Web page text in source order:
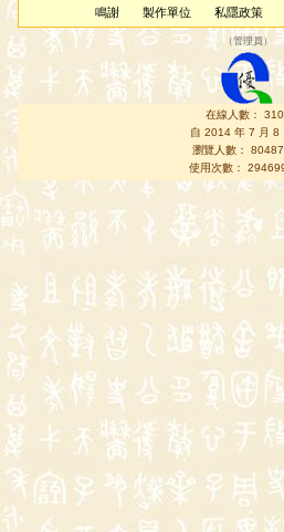
鳴謝
製作單位 私隱政策
（管理員 ）
在線人數：
自 2014 年 7 月 8
瀏覽人數：
使用次數：